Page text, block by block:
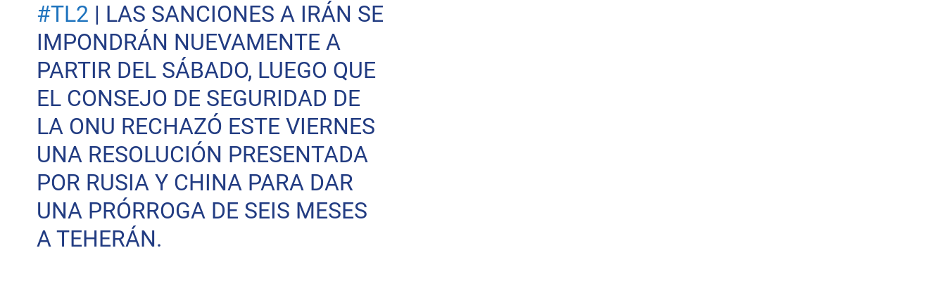
#TL2 | LAS SANCIONES A IRÁN SE
IMPONDRÁN NUEVAMENTE A
PARTIR DEL SÁBADO, LUEGO QUE
EL CONSEJO DE SEGURIDAD DE
LA ONU RECHAZÓ ESTE VIERNES
UNA RESOLUCIÓN PRESENTADA
POR RUSIA Y CHINA PARA DAR
UNA PRÓRROGA DE SEIS MESES
A TEHERÁN.